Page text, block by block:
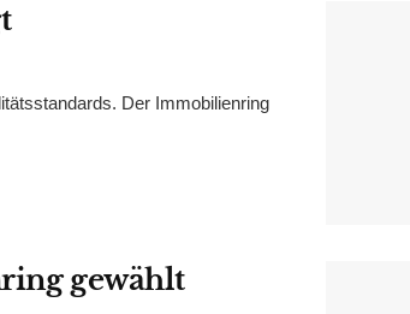
Der Immobilienring
gewählt